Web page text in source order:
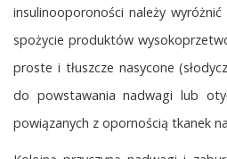
insulinooporoności należy
spożycie produktów
proste i tłuszcze nasycone
do powstawania nadwagi lub
powiązanych z opornością tkanek